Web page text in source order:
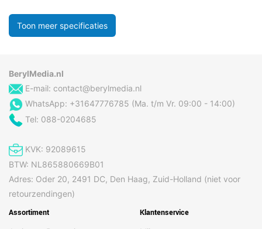
Toon meer specificaties
BerylMedia.nl
E-mail: contact@berylmedia.nl
WhatsApp: +31647776785 (Ma. t/m Vr. 09:00 - 14:00)
Tel: 088-0204685
KVK: 92089615
BTW: NL865880669B01
Adres: Oder 20, 2491 DC, Den Haag, Zuid-Holland (niet voor
retourzendingen)
Assortiment Klantenservice